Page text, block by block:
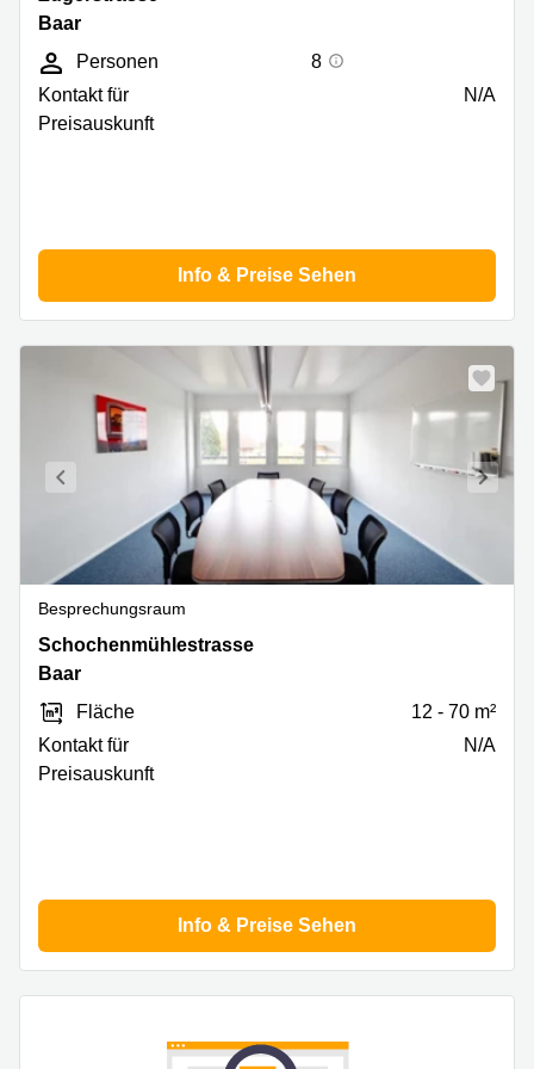
32,
Baar
Personen
8
Kontakt für
Preisauskunft
N/A
Info & Preise Sehen
Besprechungsraum
Schochenmühlestrasse
2,
Schochenmühlestrasse
Baar
Fläche
12 - 70 m²
Kontakt für
Preisauskunft
N/A
Info & Preise Sehen